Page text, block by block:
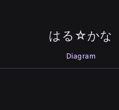
はる☆かな
Diagram